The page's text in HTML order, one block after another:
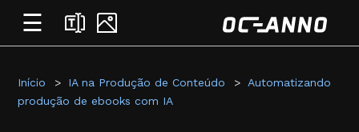
☰
Início IA na Produção de Conteúdo
Automatizando
produção de ebooks com IA